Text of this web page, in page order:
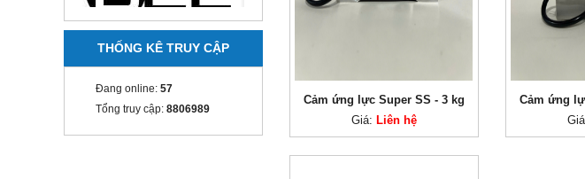
Cảm ứng lực Super SS - 3 kg
Giá: Liên hệ
Cảm ứng
THỐNG KÊ TRUY CẬP
Đang online: 57
Tổng truy cập: 8806989